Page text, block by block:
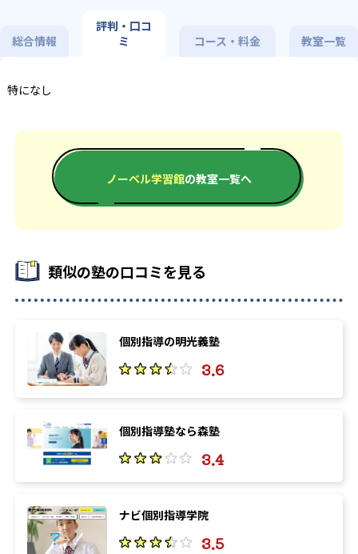
総合情報
評判・口コ
ミ
コース・料金 教室一覧
特になし
ノーベル学習館の教室一覧へ
類似の塾の口コミを見る
個別指導の明光義塾
3.6
個別指導塾なら森塾
3.4
ナビ個別指導学院
3.5